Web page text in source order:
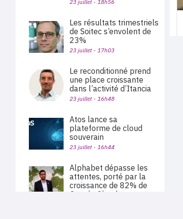
23 juillet - 18h56
Les résultats trimestriels
de Soitec s’envolent de
23%
23 juillet - 17h03
Le reconditionné prend
une place croissante
dans l’activité d’Itancia
23 juillet - 16h48
Atos lance sa
plateforme de cloud
souverain
23 juillet - 16h44
Alphabet dépasse les
attentes, porté par la
croissance de 82% de
Google Cloud